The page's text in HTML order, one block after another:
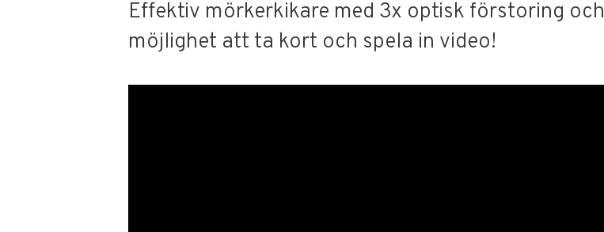
Effektiv mörkerkikare med 3x optisk förstoring och
möjlighet att ta kort och spela in video!